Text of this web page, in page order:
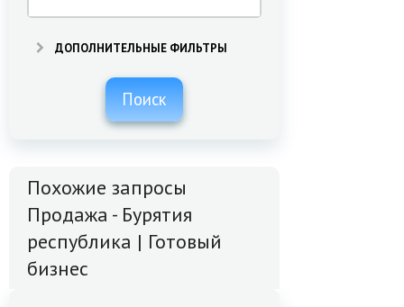
ДОПОЛНИТЕЛЬНЫЕ ФИЛЬТРЫ
Поиск
Похожие запросы
Продажа - Бурятия
республика | Готовый
бизнес